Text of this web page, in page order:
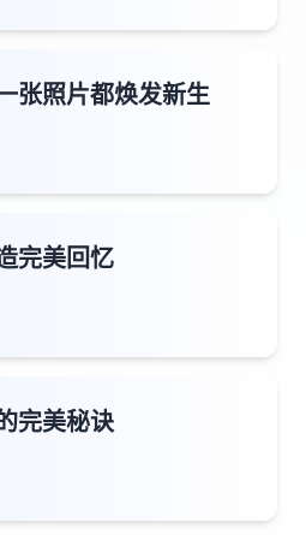
张照片都焕发新生
完美回忆
完美秘诀